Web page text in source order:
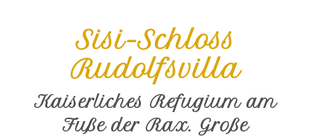
Sisi-Schloss
Rudolfsvilla
Kaiserliches Refugium am
Fuße der Rax. Große